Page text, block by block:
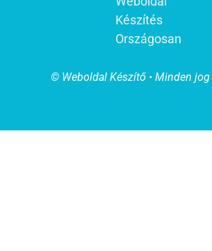
Készítés
Országosan
© Weboldal Készítő • Minden